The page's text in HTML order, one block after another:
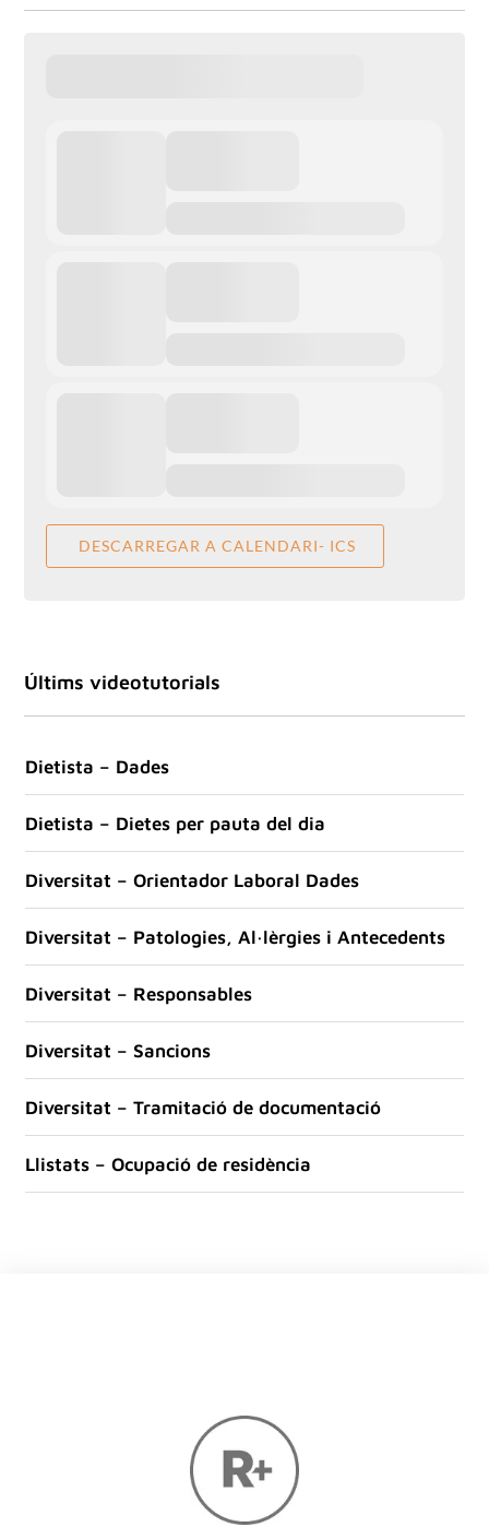
DESCARREGAR A CALENDARI- ICS
Últims videotutorials
Dietista – Dades
Dietista – Dietes per pauta del dia
Diversitat – Orientador Laboral Dades
Diversitat – Patologies, Al·lèrgies i Antecedents
Diversitat – Responsables
Diversitat – Sancions
Diversitat – Tramitació de documentació
Llistats – Ocupació de residència